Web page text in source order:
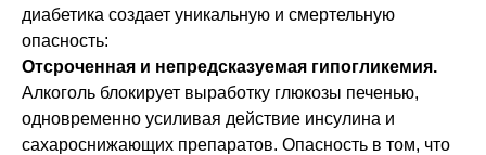
диабетика создает уникальную и смертельную
опасность:
Отсроченная и непредсказуемая гипогликемия.
Алкоголь блокирует выработку глюкозы печенью,
одновременно усиливая действие инсулина и
сахароснижающих препаратов. Опасность в том, что